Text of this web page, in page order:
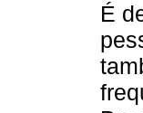
É